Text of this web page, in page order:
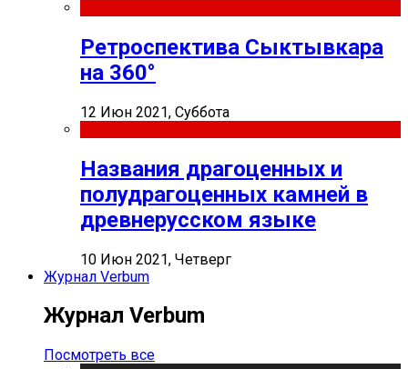
Ретроспектива Сыктывкара
на 360°
12 Июн 2021, Суббота
Названия драгоценных и
полудрагоценных камней в
древнерусском языке
10 Июн 2021, Четверг
Журнал Verbum
Журнал Verbum
Посмотреть все